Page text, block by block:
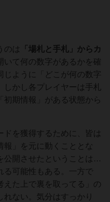
のは
「場札と手札」からカ
いて何の数字があるかを確
じように「どこが何の数字
かし各プレイヤーは手札
初期情報」がある状態から
ドを獲得するために、皆は
報」を元に動くこととな
公開させたということは…
る可能性もある。一方で
えた上で裏を取ってる」の
ない。気分はすっかり